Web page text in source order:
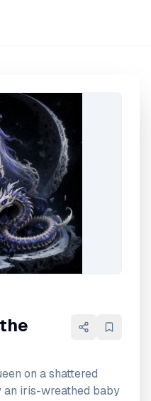
on a shattered
an iris-wreathed baby